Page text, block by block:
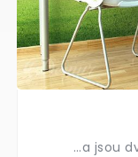
…a jsou